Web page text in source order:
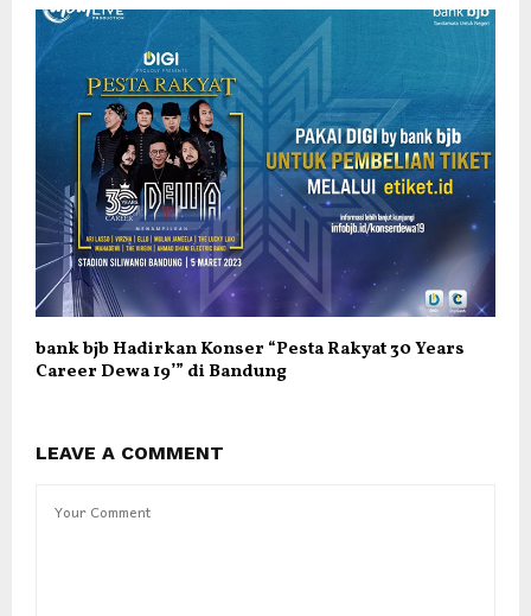
bank bjb Hadirkan Konser “Pesta Rakyat 30 Years
Career Dewa 19’” di Bandung
LEAVE A COMMENT